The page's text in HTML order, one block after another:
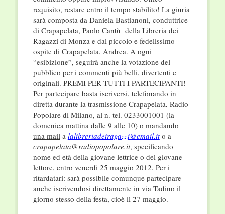
requisito, restare entro il tempo stabilito! La giuria
sarà composta da Daniela Bastianoni, conduttrice
di Crapapelata, Paolo Cantù della Libreria dei
Ragazzi di Monza e dal piccolo e fedelissimo
ospite di Crapapelata, Andrea. A ogni
“esibizione”, seguirà anche la votazione del
pubblico per i commenti più belli, divertenti e
originali. PREMI PER TUTTI I PARTECIPANTI!
Per parteciparebasta iscriversi, telefonando in
diretta durante la trasmissione Crapapelata, Radio
Popolare di Milano, al n. tel. 0233001001 (la
domenica mattina dalle 9 alle 10) o mandando
una maila lalibreriadeiragazzi@email.it o a
crapapelata@radiopopolare.it, specificando
nome ed età della giovane lettrice o del giovane
lettore, entro venerdì 25 maggio 2012. Per i
ritardatari: sarà possibile comunque partecipare
anche iscrivendosi direttamente in via Tadino il
giorno stesso della festa, cioè il 27 maggio.